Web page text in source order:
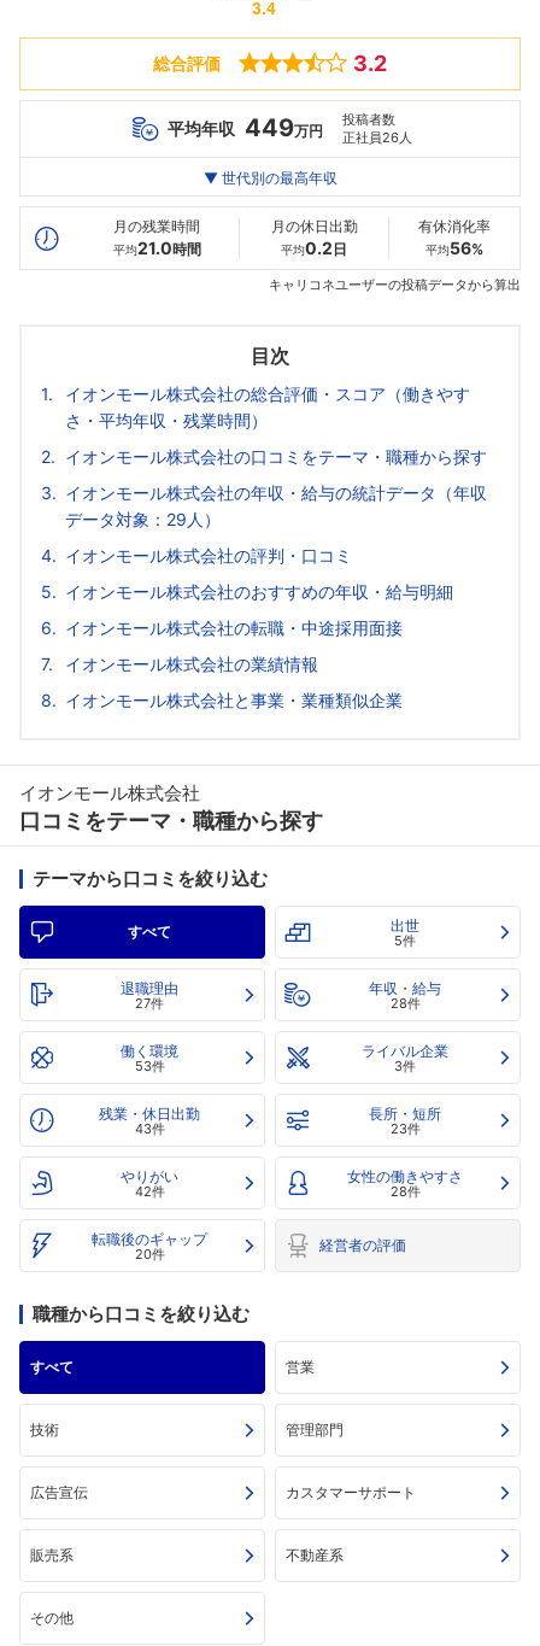
総合評価 3.2
平均年収 449万円
投稿者数
正社員26人
最高年収
20代
630万
30代
874万
--万
▼ 世代別の最高年収
月の残業時間
平均21.0時間
月の休日出勤
平均0.2 日
有休消化率
平均56%
キャリコネユーザーの投稿データから算出
目次
イオンモール株式会社の総合評価・スコア（働きやす
さ・平均年収・残業時間）
イオンモール株式会社の口コミをテーマ・職種から探す
イオンモール株式会社の年収・給与の統計データ（年収
データ対象：29人）
イオンモール株式会社の評判・口コミ
イオンモール株式会社のおすすめの年収・給与明細
イオンモール株式会社の転職・中途採用面接
イオンモール株式会社の業績情報
イオンモール株式会社と事業・業種類似企業
イオンモール株式会社
口コミをテーマ・職種から探す
テーマから口コミを絞り込む
すべて 出世
5件
退職理由
27件
年収・給与
28件
働く環境
53件
ライバル企業
3件
残業・休日出勤
43件
長所・短所
23件
やりがい
42件
女性の働きやすさ
28件
転職後のギャップ
20件 経営者の評価
職種から口コミを絞り込む
すべて 営業
技術 管理部門
広告宣伝 カスタマーサポート
販売系 不動産系
その他